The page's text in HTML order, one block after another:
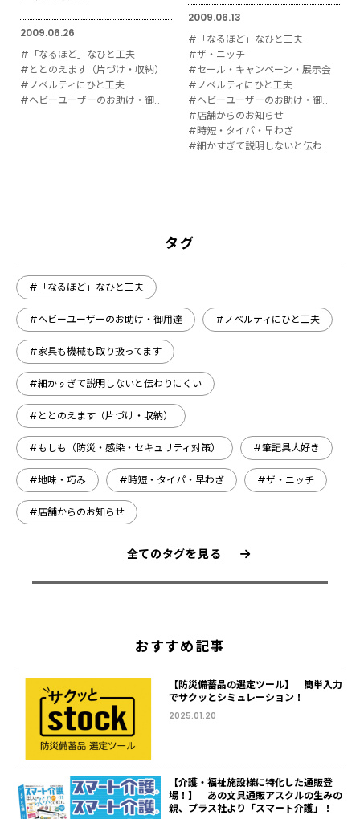
2009.06.26
#「なるほど」なひと工夫
#ととのえます（片づけ・収納）
#ノベルティにひと工夫
#ヘビーユーザーのお助け・御用達
2009.06.13
#「なるほど」なひと工夫
#ザ・ニッチ
#セール・キャンペーン・展示会
#ノベルティにひと工夫
#ヘビーユーザーのお助け・御用達
#店舗からのお知らせ
#時短・タイパ・早わざ
#細かすぎて説明しないと伝わりにくい
タグ
#「なるほど」なひと工夫
#ヘビーユーザーのお助け・御用達 #ノベルティにひと工夫
#家具も機械も取り扱ってます
#細かすぎて説明しないと伝わりにくい
#ととのえます（片づけ・収納）
#もしも（防災・感染・セキュリティ対策） #筆記具大好き
#地味・巧み #時短・タイパ・早わざ #ザ・ニッチ
#店舗からのお知らせ
全てのタグを見る
おすすめ記事
【防災備蓄品の選定ツール】 簡単入力
でサクッとシミュレーション！
2025.01.20
【介護・福祉施設様に特化した通販登
場！】 あの文具通販アスクルの生みの
親、プラス社より「スマート介護」！